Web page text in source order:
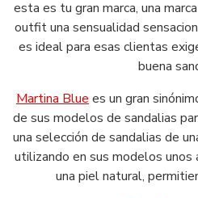
esta es tu gran marca, una
outfit una sensualidad
es ideal para esas clientas
buena
Martina Blue es un gran
de sus modelos de sandalias
una selección de sandalias de
utilizando en sus modelos
una piel natural,